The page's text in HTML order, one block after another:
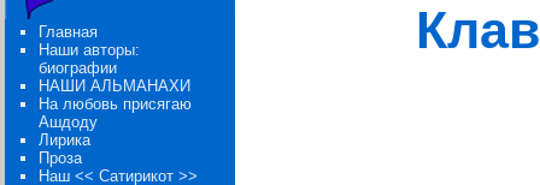
Главная
Наши авторы:
биографии
НАШИ АЛЬМАНАХИ
На любовь присягаю
Ашдоду
Лирика
Проза
Наш << Сатирикот >>